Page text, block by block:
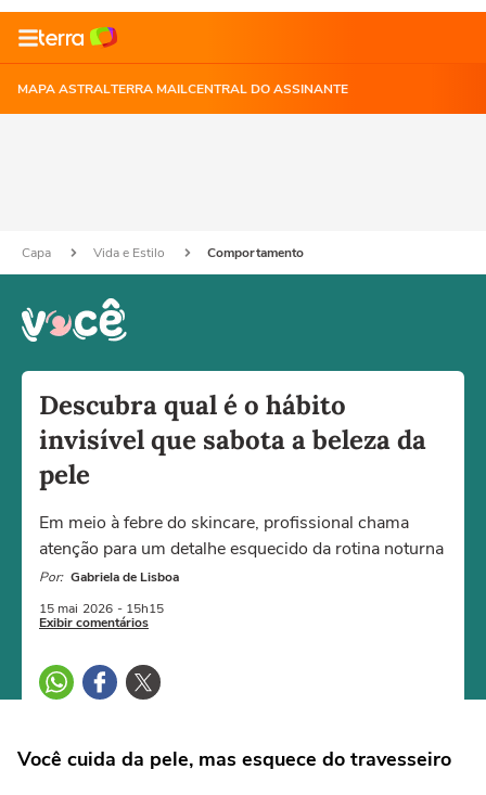
MAPA ASTRALTERRA MAILCENTRAL DO ASSINANTE
Capa Vida e Estilo Comportamento
Descubra qual é o hábito
invisível que sabota a beleza da
pele
Em meio à febre do skincare, profissional chama
atenção para um detalhe esquecido da rotina noturna
Por: Gabriela de Lisboa
15 mai 2026 - 15h15
Exibir comentários
Você cuida da pele, mas esquece do travesseiro